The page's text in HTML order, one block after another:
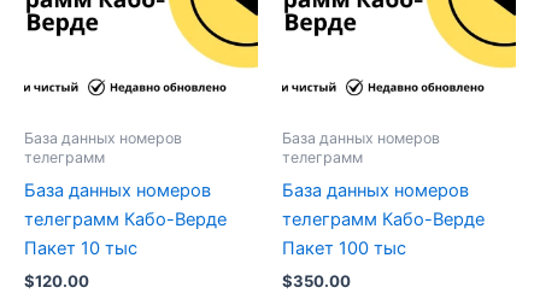
База данных номеров
телеграмм
База данных номеров
телеграмм Кабо-Верде
Пакет 10 тыс
$120.00
База данных номеров
телеграмм
База данных номеров
телеграмм Кабо-Верде
Пакет 100 тыс
$350.00